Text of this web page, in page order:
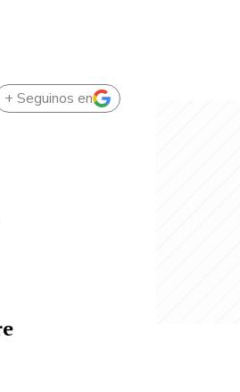
+ Seguinos en